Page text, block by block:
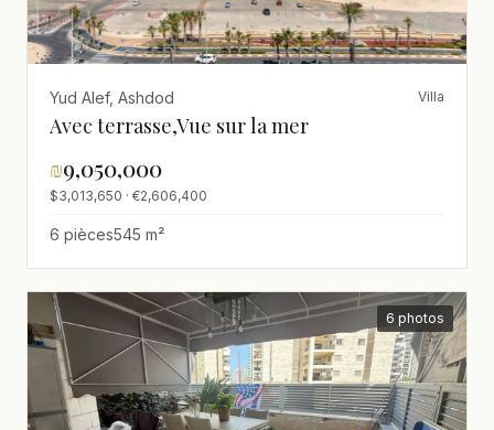
Yud Alef, Ashdod Villa
Avec terrasse,Vue sur la mer
₪9,050,000
$3,013,650 · €2,606,400
6 pièces545 m²
6 photos